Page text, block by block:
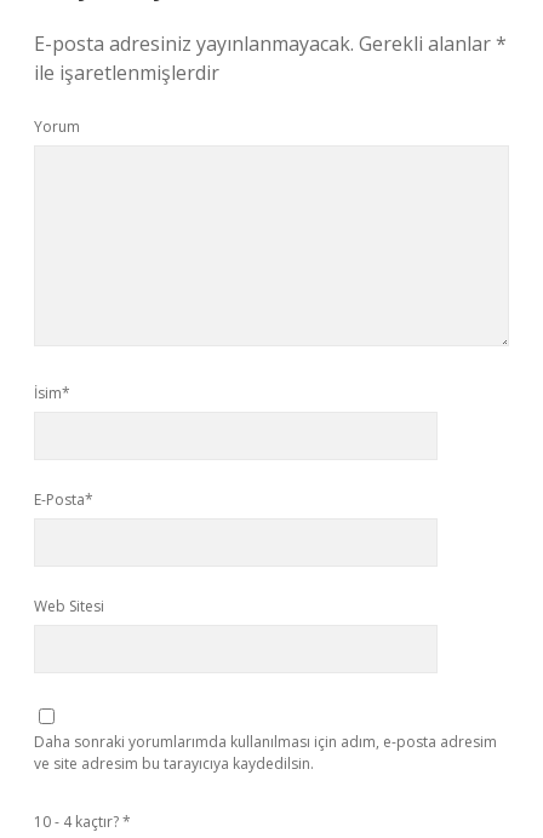
E-posta adresiniz yayınlanmayacak. Gerekli alanlar*
ile işaretlenmişlerdir
Yorum
İsim*
E-Posta*
Web Sitesi
Daha sonraki yorumlarımda kullanılması için adım, e-posta adresim
ve site adresim bu tarayıcıya kaydedilsin.
10 - 4 kaçtır?*